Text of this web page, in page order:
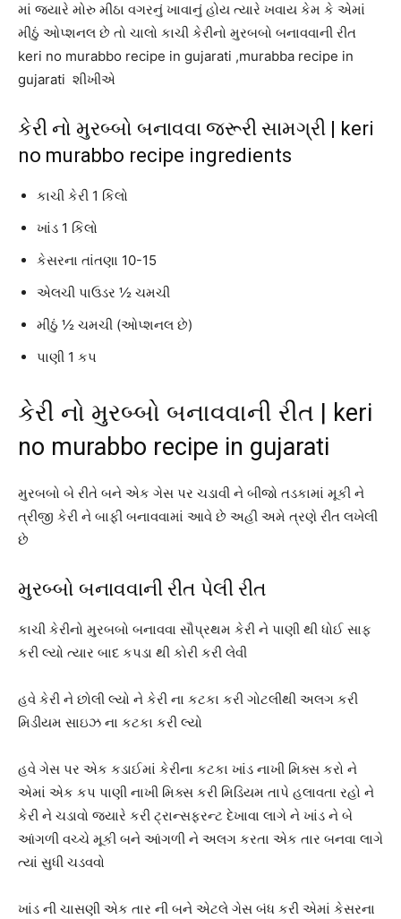
માં જ્યારે મોરુ મીઠા વગરનું ખાવાનું હોય ત્યારે ખવાય કેમ કે એમાં
મીઠું ઓપ્શનલ છે તો ચાલો કાચી કેરીનો મુરબબો બનાવવાની રીત
keri no murabbo recipe in gujarati ,murabba recipe in
gujarati શીખીએ
કેરી નો મુરબ્બો બનાવવા જરૂરી સામગ્રી | keri
no murabbo recipe ingredients
કાચી કેરી 1 કિલો
ખાંડ 1 કિલો
કેસરના તાંતણા 10-15
એલચી પાઉડર ½ ચમચી
મીઠું ½ ચમચી (ઓપ્શનલ છે)
પાણી 1 કપ
કેરી નો મુરબ્બો બનાવવાની રીત | keri
no murabbo recipe in gujarati
મુરબબો બે રીતે બને એક ગેસ પર ચડાવી ને બીજો તડકામાં મૂકી ને
ત્રીજી કેરી ને બાફી બનાવવામાં આવે છે અહી અમે ત્રણે રીત લખેલી
છે
મુરબ્બો બનાવવાની રીત પેલી રીત
કાચી કેરીનો મુરબબો બનાવવા સૌપ્રથમ કેરી ને પાણી થી ધોઈ સાફ
કરી લ્યો ત્યાર બાદ કપડા થી કોરી કરી લેવી
હવે કેરી ને છોલી લ્યો ને કેરી ના કટકા કરી ગોટલીથી અલગ કરી
મિડીયમ સાઇઝ ના કટકા કરી લ્યો
હવે ગેસ પર એક કડાઈમાં કેરીના કટકા ખાંડ નાખી મિક્સ કરો ને
એમાં એક કપ પાણી નાખી મિક્સ કરી મિડિયમ તાપે હલાવતા રહો ને
કેરી ને ચડાવો જ્યારે કરી ટ્રાન્સફરન્ટ દેખાવા લાગે ને ખાંડ ને બે
આંગળી વચ્ચે મૂકી બને આંગળી ને અલગ કરતા એક તાર બનવા લાગે
ત્યાં સુધી ચડવવો
ખાંડ ની ચાસણી એક તાર ની બને એટલે ગેસ બંધ કરી એમાં કેસરના